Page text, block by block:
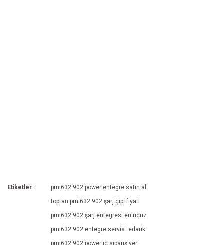
Etiketler :
pmi632 902 power entegre satın al
toptan pmi632 902 şarj çipi fiyatı
pmi632 902 şarj entegresi en ucuz
pmi632 902 entegre servis tedarik
pmi632 902 power ic sipariş ver